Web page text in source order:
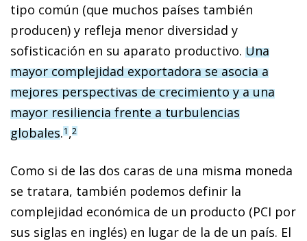
tipo común (que muchos países también
producen) y refleja menor diversidad y
sofisticación en su aparato productivo. Una
mayor complejidad exportadora se asocia a
mejores perspectivas de crecimiento y a una
mayor resiliencia frente a turbulencias
globales.1 ,2
Como si de las dos caras de una misma moneda
se tratara, también podemos definir la
complejidad económica de un producto (PCI por
sus siglas en inglés) en lugar de la de un país. El